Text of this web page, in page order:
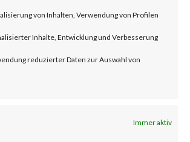
von Inhalten, Verwendung von Profilen
Inhalte, Entwicklung und Verbesserung
reduzierter Daten zur Auswahl von
Immer aktiv
may allow attackers to